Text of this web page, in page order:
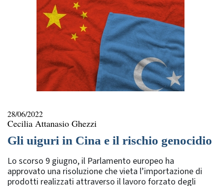
28/06/2022
Cecilia Attanasio Ghezzi
Gli uiguri in Cina e il rischio genocidio
Lo scorso 9 giugno, il Parlamento europeo ha
approvato una risoluzione che vieta l’importazione di
prodotti realizzati attraverso il lavoro forzato degli